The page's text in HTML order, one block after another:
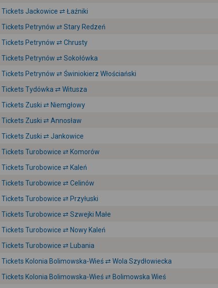
Tickets Jackowice ⇄ Łaźniki
Tickets Petrynów ⇄ Stary Redzeń
Tickets Petrynów ⇄ Chrusty
Tickets Petrynów ⇄ Sokołówka
Tickets Petrynów ⇄ Świniokierz Włościański
Tickets Tydówka ⇄ Witusza
Tickets Zuski ⇄ Niemgłowy
Tickets Zuski ⇄ Annosław
Tickets Zuski ⇄ Jankowice
Tickets Turobowice ⇄ Komorów
Tickets Turobowice ⇄ Kaleń
Tickets Turobowice ⇄ Celinów
Tickets Turobowice ⇄ Przyłuski
Tickets Turobowice ⇄ Szwejki Małe
Tickets Turobowice ⇄ Nowy Kaleń
Tickets Turobowice ⇄ Lubania
Tickets Kolonia Bolimowska-Wieś ⇄ Wola Szydłowiecka
Tickets Kolonia Bolimowska-Wieś ⇄ Bolimowska Wieś